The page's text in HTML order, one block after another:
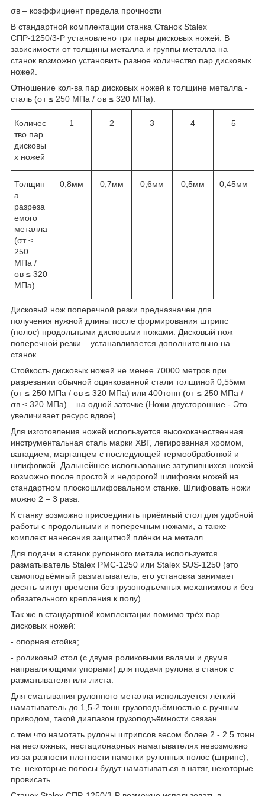
σв – коэффициент предела прочности
В стандартной комплектации станка Станок Stalex
СПР-1250/3-Р установлено три пары дисковых ножей. В
зависимости от толщины металла и группы металла на
станок возможно установить разное количество пар дисковых
ножей.
Отношение кол-ва пар дисковых ножей к толщине металла -
сталь (σт≤ 250 МПа / σв ≤ 320 МПа):
Количес
тво пар
дисковы
х ножей
1 2 3 4 5
Толщин
а
разреза
емого
металла
(σт≤
250
МПа /
σв ≤ 320
МПа)
0,8мм 0,7мм 0,6мм 0,5мм 0,45мм
Дисковый нож поперечной резки предназначен для
получения нужной длины после формирования штрипс
(полос) продольными дисковыми ножами. Дисковый нож
поперечной резки – устанавливается дополнительно на
станок.
Стойкость дисковых ножей не менее 70000 метров при
разрезании обычной оцинкованной стали толщиной 0,55мм
(σт ≤ 250 МПа / σв ≤ 320 МПа) или 400тонн (σт ≤ 250 МПа /
σв ≤ 320 МПа) – на одной заточке (Ножи двусторонние - Это
увеличивает ресурс вдвое).
Для изготовления ножей используется высококачественная
инструментальная сталь марки ХВГ, легированная хромом,
ванадием, марганцем с последующей термообработкой и
шлифовкой. Дальнейшее использование затупившихся ножей
возможно после простой и недорогой шлифовки ножей на
стандартном плоскошлифовальном станке. Шлифовать ножи
можно 2 – 3 раза.
К станку возможно присоединить приёмный стол для удобной
работы с продольными и поперечным ножами, а также
комплект нанесения защитной плёнки на металл.
Для подачи в станок рулонного метала используется
разматыватель Stalex РМС-1250 или Stalex SUS-1250 (это
самоподъёмный разматыватель, его установка занимает
десять минут времени без грузоподъёмных механизмов и без
обязательного крепления к полу).
Так же в стандартной комплектации помимо трёх пар
дисковых ножей:
- опорная стойка;
- роликовый стол (с двумя роликовыми валами и двумя
направляющими упорами) для подачи рулона в станок с
разматывателя или листа.
Для сматывания рулонного металла используется лёгкий
наматыватель до 1,5-2 тонн грузоподъёмностью с ручным
приводом, такой диапазон грузоподъёмности связан
с тем что намотать рулоны штрипсов весом более 2 - 2.5 тонн
на несложных, нестационарных наматывателях невозможно
из-за разности плотности намотки рулонных полос (штрипс),
т.е. некоторые полосы будут наматываться в натяг, некоторые
провисать.